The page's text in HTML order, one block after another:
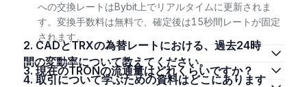
への交換レートはBybit上でリアルタイムに更新されま
す。変換手数料は無料で、確定後は15秒間レートが固定
されます。
2. CADとTRXの為替レートにおける、過去24時
間の変動率について教えてください。
3. 現在のTRONの流通量はどれくらいですか？
4. 取引について学ぶための資料はどこにあります